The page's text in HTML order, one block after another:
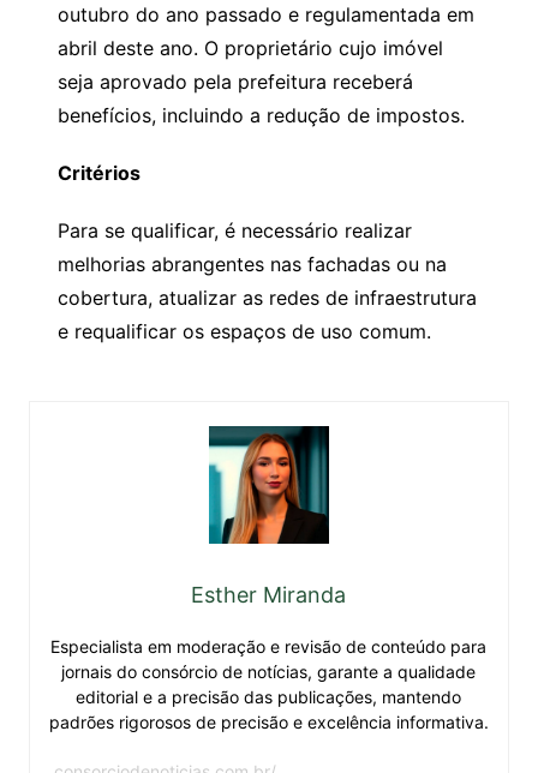
outubro do ano passado e regulamentada em
abril deste ano. O proprietário cujo imóvel
seja aprovado pela prefeitura receberá
benefícios, incluindo a redução de impostos.
Critérios
Para se qualificar, é necessário realizar
melhorias abrangentes nas fachadas ou na
cobertura, atualizar as redes de infraestrutura
e requalificar os espaços de uso comum.
Esther Miranda
Especialista em moderação e revisão de conteúdo para
jornais do consórcio de notícias, garante a qualidade
editorial e a precisão das publicações, mantendo
padrões rigorosos de precisão e excelência informativa.